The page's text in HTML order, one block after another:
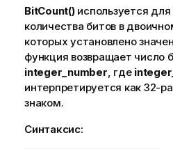
BitCount()используется
количества битов в
которых установлено
функция возвращает число
integer_number, где
интерпретируется как 32-
знаком.
Синтаксис: